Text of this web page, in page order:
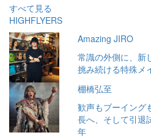
すべて見る
HIGHFLYERS
Amazing JIRO
常識の外側に、新
挑み続ける特殊メ
棚橋弘至
歓声もブーイング
長へ、そして引退
年